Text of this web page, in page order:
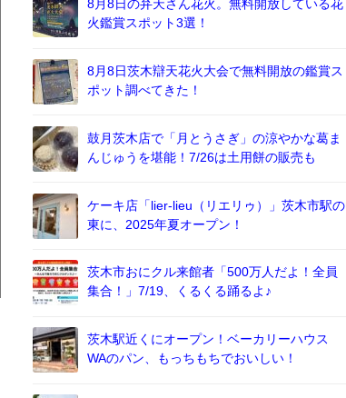
8月8日の弁天さん花火。無料開放している花
火鑑賞スポット3選！
8月8日茨木辯天花火大会で無料開放の鑑賞ス
ポット調べてきた！
鼓月茨木店で「月とうさぎ」の涼やかな葛ま
んじゅうを堪能！7/26は土用餅の販売も
ケーキ店「lier-lieu（リエリゥ）」茨木市駅の
東に、2025年夏オープン！
茨木市おにクル来館者「500万人だよ！全員
集合！」7/19、くるくる踊るよ♪
茨木駅近くにオープン！ベーカリーハウス
WAのパン、もっちもちでおいしい！